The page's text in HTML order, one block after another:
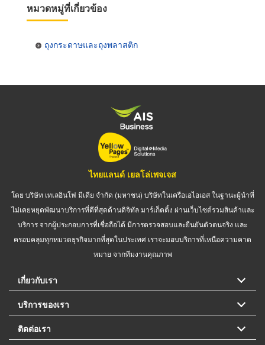
หมวดหมู่ที่เกี่ยวข้อง
ถุงกระดาษและถุงพลาสติก
ไทยแลนด์ เยลโล่เพจเจส
โดย บริษัท เทเลอินโฟ มีเดีย จำกัด (มหาชน) บริษัทในเครือเอไอเอส ในฐานะผู้นำที่
ไม่เคยหยุดพัฒนาบริการที่ดีที่สุดด้านดิจิทัล มาร์เก็ตติ้ง ผ่านเว็บไซต์รวมสินค้าและ
บริการ จากผู้ประกอบการที่เชื่อถือได้ มีการตรวจสอบและยืนยันตัวตนจริง และ
ครอบคลุมทุกหมวดธุรกิจมากที่สุดในประเทศ เราจะมอบบริการที่เหนือความคาด
หมาย จากทีมงานคุณภาพ
เกี่ยวกับเรา
บริการของเรา
ติดต่อเรา